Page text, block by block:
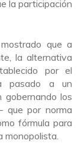
la participación
que a
la alternativa
por el
pasado a un
gobernando los
que por norma
fórmula para
monopolista.